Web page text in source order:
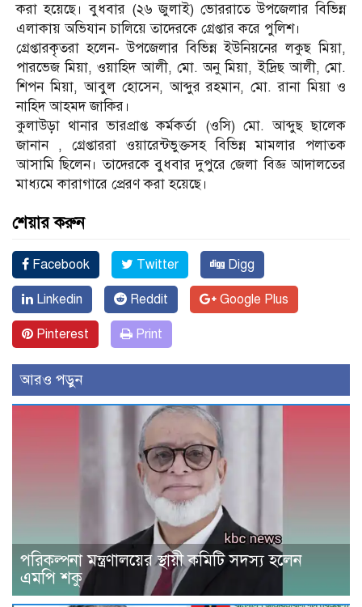
করা হয়েছে। বুধবার (২৬ জুলাই) ভোররাতে উপজেলার বিভিন্ন
এলাকায় অভিযান চালিয়ে তাদেরকে গ্রেপ্তার করে পুলিশ।
গ্রেপ্তারকৃতরা হলেন- উপজেলার বিভিন্ন ইউনিয়নের লকুছ মিয়া,
পারভেজ মিয়া, ওয়াহিদ আলী, মো. অনু মিয়া, ইদ্রিছ আলী, মো.
শিপন মিয়া, আবুল হোসেন, আব্দুর রহমান, মো. রানা মিয়া ও
নাহিদ আহমদ জাকির।
কুলাউড়া থানার ভারপ্রাপ্ত কর্মকর্তা (ওসি) মো. আব্দুছ ছালেক
জানান , গ্রেপ্তাররা ওয়ারেন্টভুক্তসহ বিভিন্ন মামলার পলাতক
আসামি ছিলেন। তাদেরকে বুধবার দুপুরে জেলা বিজ্ঞ আদালতের
মাধ্যমে কারাগারে প্রেরণ করা হয়েছে।
শেয়ার করুন
Facebook Twitter Digg
Linkedin Reddit Google Plus
Pinterest Print
আরও পড়ুন
পরিকল্পনা মন্ত্রণালয়ের স্থায়ী কমিটি সদস্য হলেন
এমপি শকু